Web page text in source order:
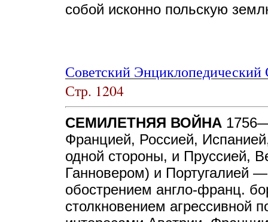
собой исконно польскую
Советский Энциклопедический
Стр. 1204
СЕМИЛЕТНЯЯ ВОЙНА
Францией, Россией,
одной стороны, и Пруссией,
Ганновером) и Португалией
обострением англо-франц.
столкновением агрессивной